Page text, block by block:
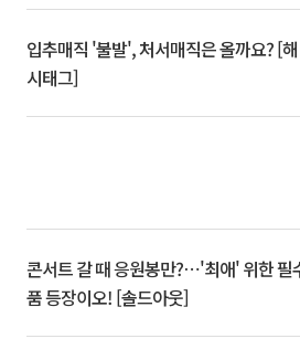
입추매직 '불발', 처서매직은 올까요? [해
시태그]
콘서트 갈 때 응원봉만?⋯'최애' 위한 필
품 등장이오! [솔드아웃]